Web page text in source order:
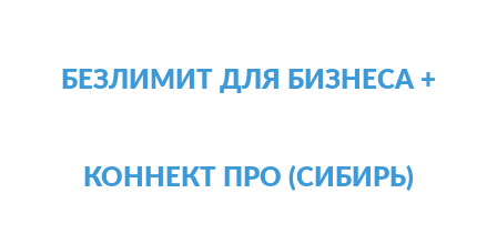
БЕЗЛИМИТ ДЛЯ БИЗНЕСА +
КОННЕКТ ПРО (СИБИРЬ)